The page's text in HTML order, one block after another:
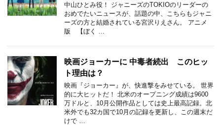
中山ひとみ役！ ジャニーズのTOKIOのリーダーの
おめでたいニュースが、話題の中、こちらもジャニ
ーズの方と結婚されている宮沢りえさん。 アニメ
版 【ぼく …
映画ジョーカーに 中毒者続出 このヒッ
ト理由は？
映画『ジョーカー』が、快進撃をみせている。 世界
的に大ヒットだ！ 北米のオープニング成績は9600
万ドルと、10月公開作品としては史上最高記録。北
米外でも32カ国で10月の記録を更新し、この週末だ
けで …